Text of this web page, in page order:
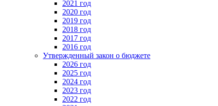
2021 год
2020 год
2019 год
2018 год
2017 год
2016 год
Утвержденный закон о бюджете
2026 год
2025 год
2024 год
2023 год
2022 год